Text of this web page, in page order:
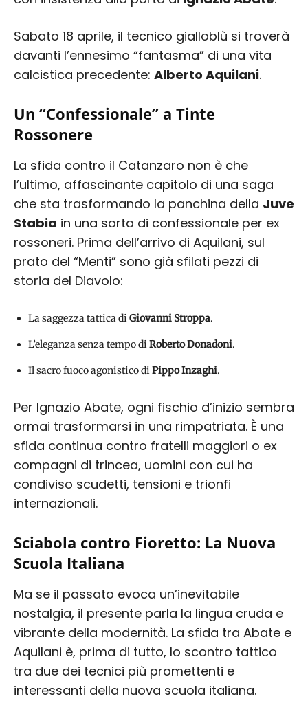
Sabato 18 aprile, il tecnico gialloblù si troverà
davanti l’ennesimo “fantasma” di una vita
calcistica precedente: Alberto Aquilani.
Un “Confessionale” a Tinte
Rossonere
La sfida contro il Catanzaro non è che
l’ultimo, affascinante capitolo di una saga
che sta trasformando la panchina della Juve
Stabia in una sorta di confessionale per ex
rossoneri. Prima dell’arrivo di Aquilani, sul
prato del “Menti” sono già sfilati pezzi di
storia del Diavolo:
La saggezza tattica diGiovanni Stroppa.
L’eleganza senza tempo diRoberto Donadoni.
Il sacro fuoco agonistico diPippo Inzaghi.
Per Ignazio Abate, ogni fischio d’inizio sembra
ormai trasformarsi in una rimpatriata. È una
sfida continua contro fratelli maggiori o ex
compagni di trincea, uomini con cui ha
condiviso scudetti, tensioni e trionfi
internazionali.
Sciabola contro Fioretto: La Nuova
Scuola Italiana
Ma se il passato evoca un’inevitabile
nostalgia, il presente parla la lingua cruda e
vibrante della modernità. La sfida tra Abate e
Aquilani è, prima di tutto, lo scontro tattico
tra due dei tecnici più promettenti e
interessanti della nuova scuola italiana.